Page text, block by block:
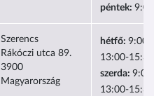
péntek:
Szerencs
Rákóczi utca 89.
3900
Magyarország
hétfő: 9:00-
13:00-15:30
szerda:
13:00-15:30